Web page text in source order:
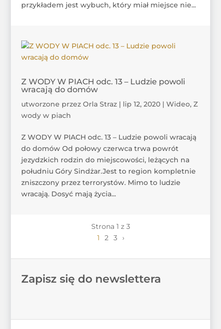
przykładem jest wybuch, który miał miejsce nie...
Z WODY W PIACH odc. 13 – Ludzie powoli
wracają do domów
utworzone przez Orla Straz| lip 12, 2020| Wideo, Z
wody w piach
Z WODY W PIACH odc. 13 – Ludzie powoli wracają
do domów Od połowy czerwca trwa powrót
jezydzkich rodzin do miejscowości, leżących na
południu Góry Sindżar.Jest to region kompletnie
zniszczony przez terrorystów. Mimo to ludzie
wracają. Dosyć mają życia...
Strona 1 z 3
1
2 3 ›
Zapisz się do newslettera